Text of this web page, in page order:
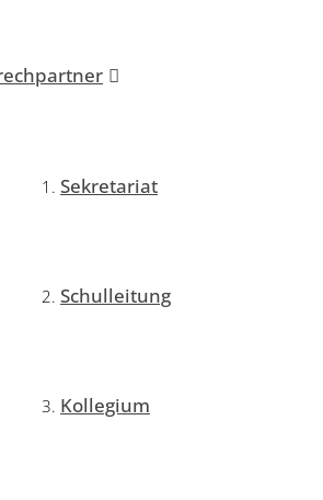
Sekretariat
Schulleitung
Kollegium